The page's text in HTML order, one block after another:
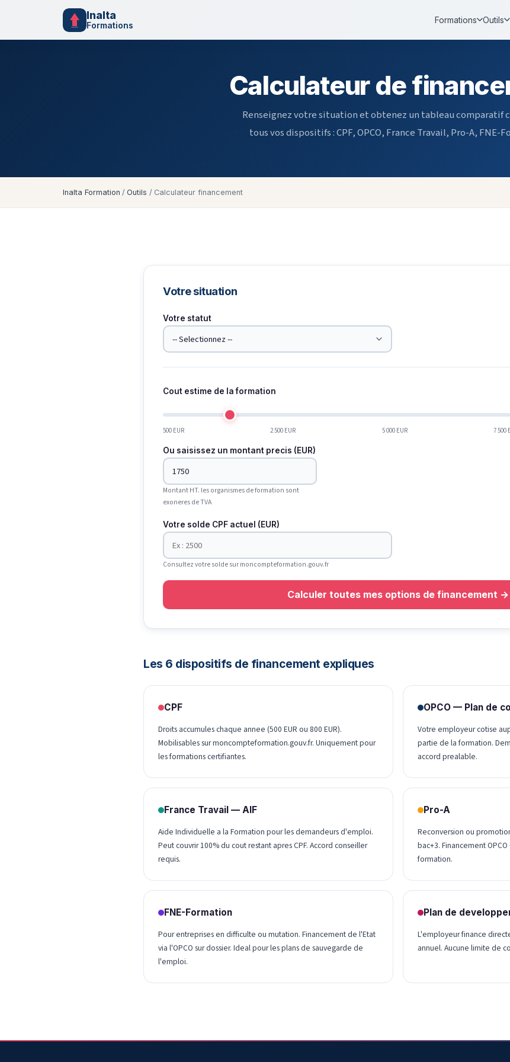
Inalta
Formations
Formations Outils
Calculateur de
Renseignez votre situation et obtenez un tableau comparatif
tous vos dispositifs : CPF, OPCO, France Travail, Pro-A, FNE-
Inalta Formation / Outils / Calculateur financement
Votre situation
Votre statut
Cout estime de la formation
500 EUR 2 500 EUR 5 000 EUR 7 500
Ou saisissez un montant precis (EUR)
Montant HT. les organismes de formation sont
exoneres de TVA
Votre solde CPF actuel (EUR)
Consultez votre solde sur moncompteformation.gouv.fr
Calculer toutes mes options de financement →
Les 6 dispositifs de financement expliques
CPF
Droits accumules chaque annee (500 EUR ou 800 EUR).
Mobilisables sur moncompteformation.gouv.fr. Uniquement pour
les formations certifiantes.
OPCO — Plan de
Votre employeur cotise
partie de la formation.
accord prealable.
France Travail — AIF
Aide Individuelle a la Formation pour les demandeurs d'emploi.
Peut couvrir 100% du cout restant apres CPF. Accord conseiller
requis.
Pro-A
Reconversion ou
bac+3. Financement
formation.
FNE-Formation
Pour entreprises en difficulte ou mutation. Financement de l'Etat
via l'OPCO sur dossier. Ideal pour les plans de sauvegarde de
l'emploi.
Plan de
L'employeur finance
annuel. Aucune limite de